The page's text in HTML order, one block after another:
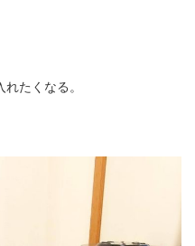
たくなる。